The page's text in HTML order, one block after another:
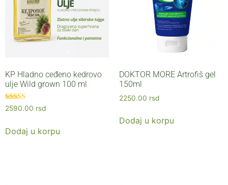
KP Hladno ceđeno kedrovo
ulje Wild grown 100 ml
Ocenjeno sa
5.00
2590.00 rsd
Dodaj u korpu
DOKTOR MORE Artrofiš gel
150ml
2250.00 rsd
Dodaj u korpu